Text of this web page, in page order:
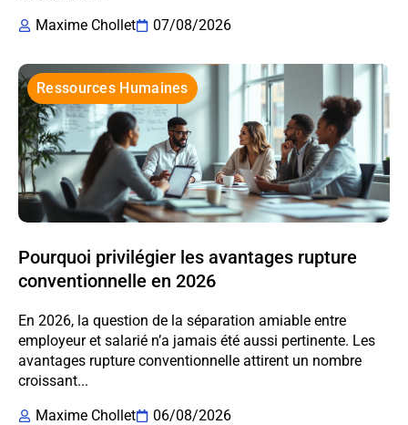
Maxime Chollet
07/08/2026
Ressources Humaines
Pourquoi privilégier les avantages rupture
conventionnelle en 2026
En 2026, la question de la séparation amiable entre
employeur et salarié n’a jamais été aussi pertinente. Les
avantages rupture conventionnelle attirent un nombre
croissant...
Maxime Chollet
06/08/2026